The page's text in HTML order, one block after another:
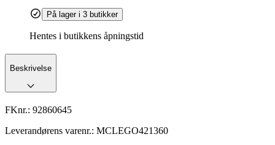
På lager i 3 butikker
Hentes i butikkens åpningstid
Beskrivelse
FKnr.: 92860645
Leverandørens varenr.: MCLEGO421360